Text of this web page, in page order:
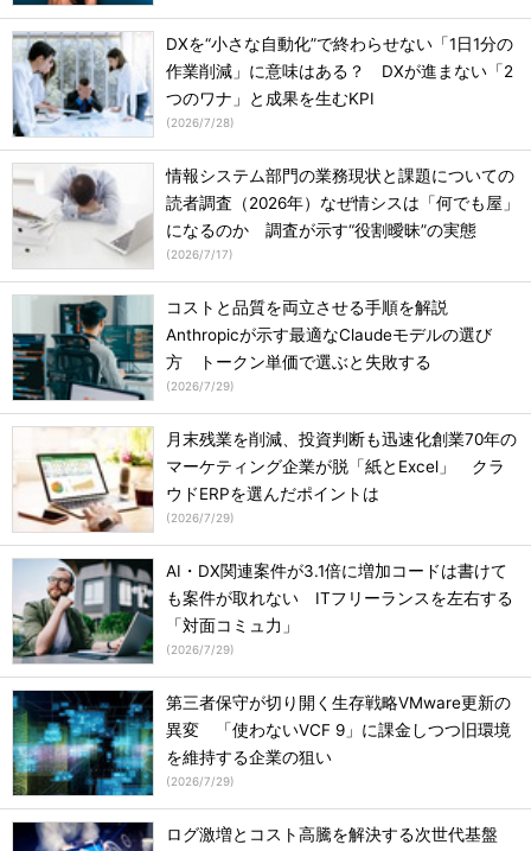
DXを“小さな自動化”で終わらせない「1日1分の
作業削減」に意味はある？ DXが進まない「2
つのワナ」と成果を生むKPI
(2026/7/28)
情報システム部門の業務現状と課題についての
読者調査（2026年）なぜ情シスは「何でも屋」
になるのか 調査が示す“役割曖昧”の実態
(2026/7/17)
コストと品質を両立させる手順を解説
Anthropicが示す最適なClaudeモデルの選び
方 トークン単価で選ぶと失敗する
(2026/7/29)
月末残業を削減、投資判断も迅速化創業70年の
マーケティング企業が脱「紙とExcel」 クラ
ウドERPを選んだポイントは
(2026/7/29)
AI・DX関連案件が3.1倍に増加コードは書けて
も案件が取れない ITフリーランスを左右する
「対面コミュ力」
(2026/7/29)
第三者保守が切り開く生存戦略VMware更新の
異変 「使わないVCF 9」に課金しつつ旧環境
を維持する企業の狙い
(2026/7/29)
ログ激増とコスト高騰を解決する次世代基盤